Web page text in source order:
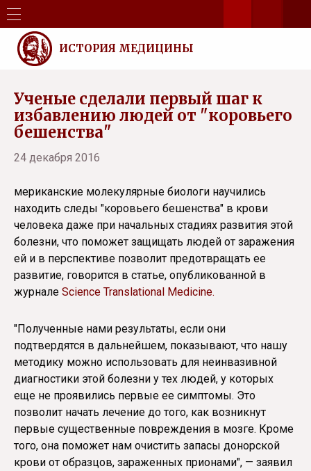
ИСТОРИЯ МЕДИЦИНЫ
Ученые сделали первый шаг к
избавлению людей от "коровьего
бешенства"
24 декабря 2016
мериканские молекулярные биологи научились
находить следы "коровьего бешенства" в крови
человека даже при начальных стадиях развития этой
болезни, что поможет защищать людей от заражения
ей и в перспективе позволит предотвращать ее
развитие, говорится в статье, опубликованной в
журнале Science Translational Medicine.
"Полученные нами результаты, если они
подтвердятся в дальнейшем, показывают, что нашу
методику можно использовать для неинвазивной
диагностики этой болезни у тех людей, у которых
еще не проявились первые ее симптомы. Это
позволит начать лечение до того, как возникнут
первые существенные повреждения в мозге. Кроме
того, она поможет нам очистить запасы донорской
крови от образцов, зараженных прионами", — заявил